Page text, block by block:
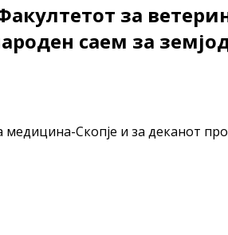
за
саем за